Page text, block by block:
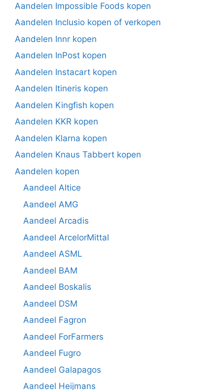
Aandelen Impossible Foods kopen
Aandelen Inclusio kopen of verkopen
Aandelen Innr kopen
Aandelen InPost kopen
Aandelen Instacart kopen
Aandelen Itineris kopen
Aandelen Kingfish kopen
Aandelen KKR kopen
Aandelen Klarna kopen
Aandelen Knaus Tabbert kopen
Aandelen kopen
Aandeel Altice
Aandeel AMG
Aandeel Arcadis
Aandeel ArcelorMittal
Aandeel ASML
Aandeel BAM
Aandeel Boskalis
Aandeel DSM
Aandeel Fagron
Aandeel ForFarmers
Aandeel Fugro
Aandeel Galapagos
Aandeel Heijmans